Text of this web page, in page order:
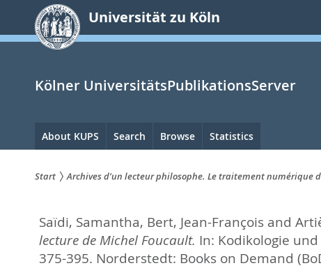
springen
Universität zu Köln
Kölner UniversitätsPublikationsServer
Hauptnavigation
About KUPS Search Browse Statistics
sind
hier:
Start Archives d’un lecteur philosophe. Le traitement numérique
Saïdi, Samantha, Bert, Jean-Françoisand
lecture de Michel Foucault. In: Kodikologie
375-395. Norderstedt: Books on Demand